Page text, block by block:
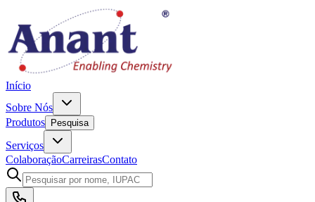
Início
Sobre Nós
Produtos
Pesquisa
Serviços
ColaboraçãoCarreirasContato